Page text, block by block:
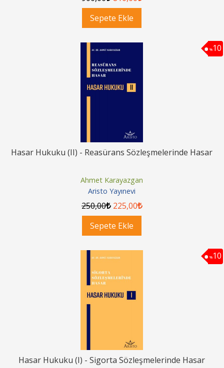
Sepete Ekle
%10
Hasar Hukuku (II) - Reasürans Sözleşmelerinde Hasar
Ahmet Karayazgan
Aristo Yayınevi
250,00 225,00
Sepete Ekle
%10
Hasar Hukuku (I) - Sigorta Sözleşmelerinde Hasar